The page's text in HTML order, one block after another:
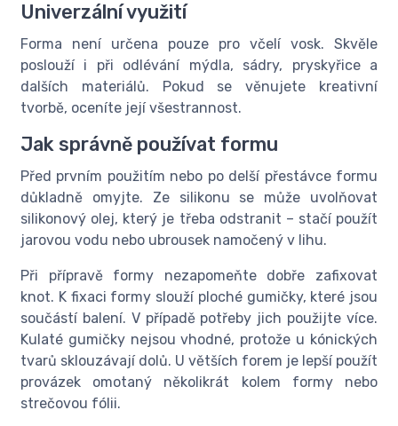
Univerzální využití
Forma není určena pouze pro včelí vosk. Skvěle
poslouží i při odlévání mýdla, sádry, pryskyřice a
dalších materiálů. Pokud se věnujete kreativní
tvorbě, oceníte její všestrannost.
Jak správně používat formu
Před prvním použitím nebo po delší přestávce formu
důkladně omyjte. Ze silikonu se může uvolňovat
silikonový olej, který je třeba odstranit – stačí použít
jarovou vodu nebo ubrousek namočený v lihu.
Při přípravě formy nezapomeňte dobře zafixovat
knot. K fixaci formy slouží ploché gumičky, které jsou
součástí balení. V případě potřeby jich použijte více.
Kulaté gumičky nejsou vhodné, protože u kónických
tvarů sklouzávají dolů. U větších forem je lepší použít
provázek omotaný několikrát kolem formy nebo
strečovou fólii.